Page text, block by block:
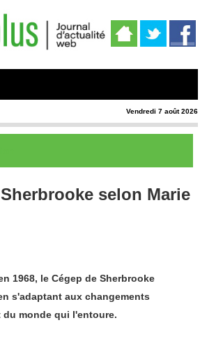
Vendredi 7 août 2026
selon Marie
1968, le Cégep de Sherbrooke
s'adaptant aux changements
du monde qui l'entoure.